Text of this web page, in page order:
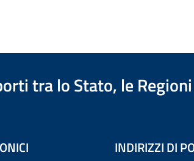
tra lo Stato, le
INDIRIZZI DI